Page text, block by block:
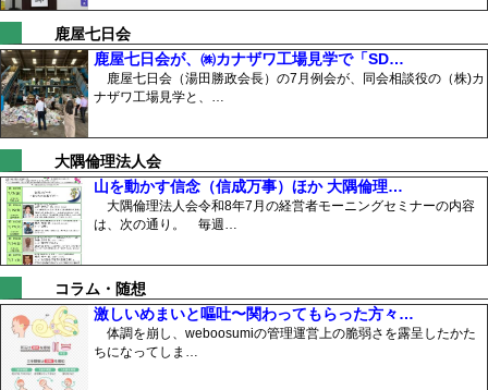
鹿屋七日会
鹿屋七日会が、㈱カナザワ工場見学で「SD…
鹿屋七日会（湯田勝政会長）の7月例会が、同会相談役の（株)カ
ナザワ工場見学と、…
大隅倫理法人会
山を動かす信念（信成万事）ほか 大隅倫理…
大隅倫理法人会令和8年7月の経営者モーニングセミナーの内容
は、次の通り。 毎週…
コラム・随想
激しいめまいと嘔吐〜関わってもらった方々…
体調を崩し、weboosumiの管理運営上の脆弱さを露呈したかた
ちになってしま…